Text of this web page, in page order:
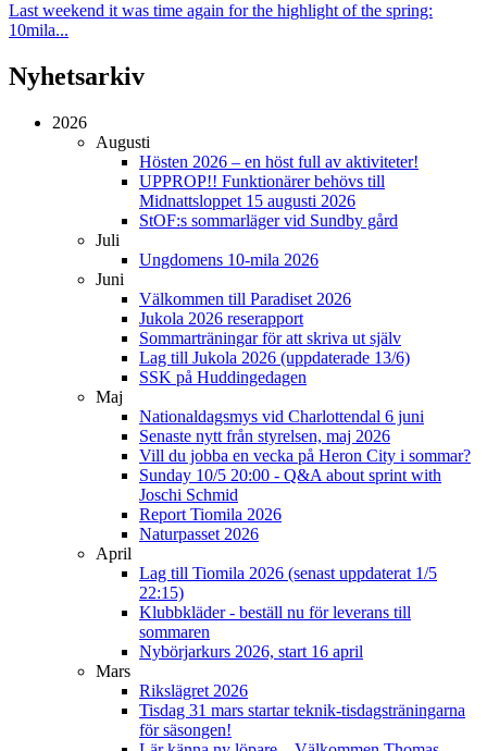
Last weekend it was time again for the highlight of the spring:
10mila...
Nyhetsarkiv
2026
Augusti
Hösten 2026 – en höst full av aktiviteter!
UPPROP!! Funktionärer behövs till
Midnattsloppet 15 augusti 2026
StOF:s sommarläger vid Sundby gård
Juli
Ungdomens 10-mila 2026
Juni
Välkommen till Paradiset 2026
Jukola 2026 reserapport
Sommarträningar för att skriva ut själv
Lag till Jukola 2026 (uppdaterade 13/6)
SSK på Huddingedagen
Maj
Nationaldagsmys vid Charlottendal 6 juni
Senaste nytt från styrelsen, maj 2026
Vill du jobba en vecka på Heron City i sommar?
Sunday 10/5 20:00 - Q&A about sprint with
Joschi Schmid
Report Tiomila 2026
Naturpasset 2026
April
Lag till Tiomila 2026 (senast uppdaterat 1/5
22:15)
Klubbkläder - beställ nu för leverans till
sommaren
Nybörjarkurs 2026, start 16 april
Mars
Rikslägret 2026
Tisdag 31 mars startar teknik-tisdagsträningarna
för säsongen!